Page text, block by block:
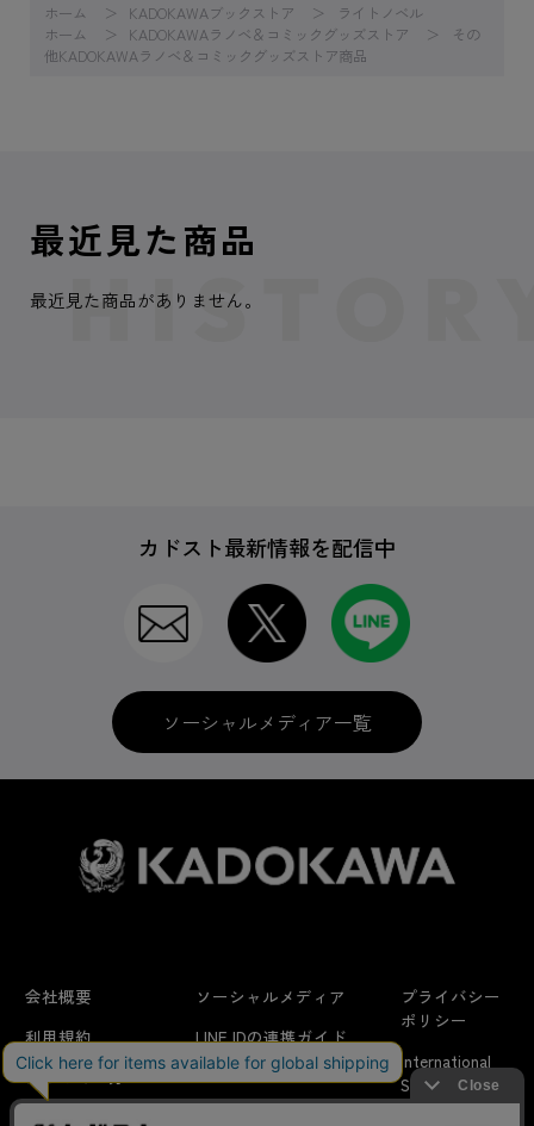
ホーム KADOKAWAブックストア
ライトノベル
ホーム
KADOKAWAラノベ＆コミックグッズストア
その
他KADOKAWAラノベ＆コミックグッズストア商品
最近見た商品
最近見た商品がありません。
カドスト最新情報を配信中
ソーシャルメディア一覧
会社概要
利用規約
はじめての方へ
ソーシャルメディア
LINE IDの連携ガイド
FAQ
プライバシー
ポリシー
International
Shipping